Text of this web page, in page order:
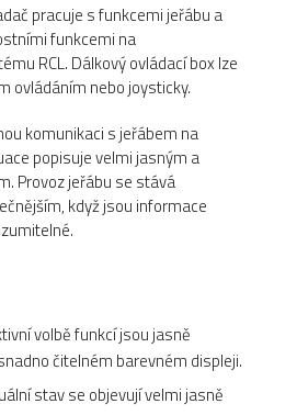
pracuje s funkcemi jeřábu a
funkcemi na
RCL. Dálkový ovládací box lze
ovládáním nebo joysticky.
komunikaci s jeřábem na
popisuje velmi jasným a
Provoz jeřábu se stává
když jsou informace
volbě funkcí jsou jasně
čitelném barevném displeji.
stav se objevují velmi jasně